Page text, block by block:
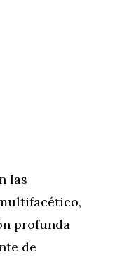
las
profunda
de